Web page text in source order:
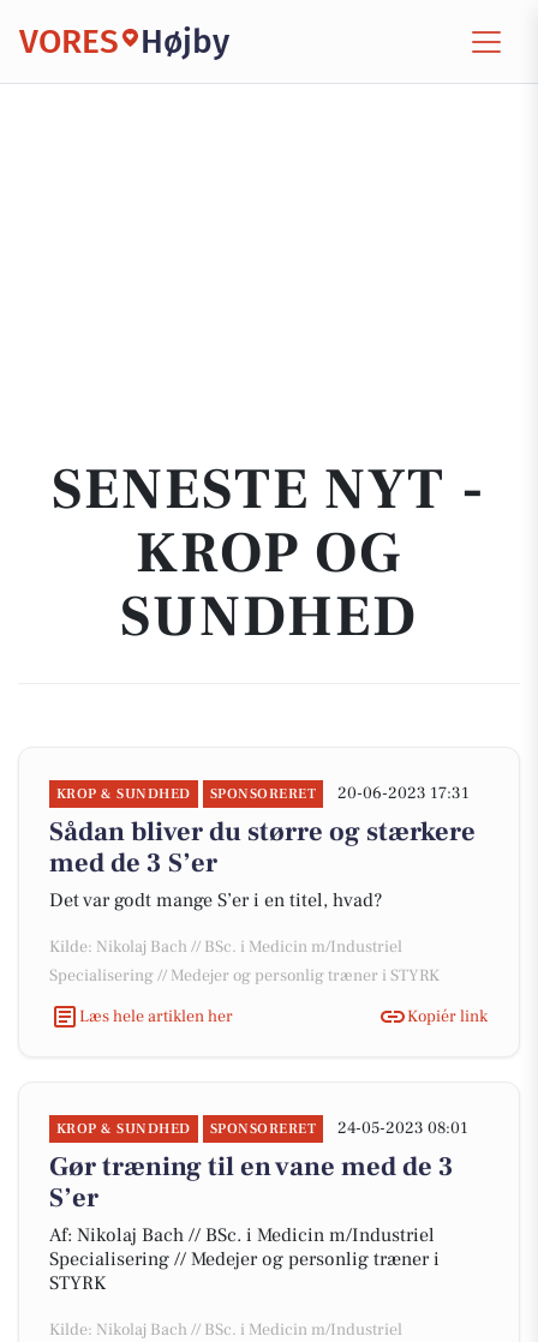
VORES Højby
SENESTE NYT -
KROP OG
SUNDHED
KROP & SUNDHED SPONSORERET 20-06-2023 17:31
Sådan bliver du større og stærkere
med de 3 S’er
Det var godt mange S’er i en titel, hvad?
Kilde: Nikolaj Bach // BSc. i Medicin m/Industriel
Specialisering // Medejer og personlig træner i STYRK
Læs hele artiklen her
Kopiér link
KROP & SUNDHED SPONSORERET 24-05-2023 08:01
Gør træning til en vane med de 3
S’er
Af: Nikolaj Bach // BSc. i Medicin m/Industriel
Specialisering // Medejer og personlig træner i
STYRK
Kilde: Nikolaj Bach // BSc. i Medicin m/Industriel